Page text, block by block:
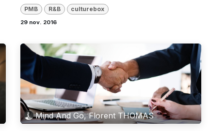
PMB R&B culturebox
29 nov. 2016
Mind And Go, Florent THOMAS